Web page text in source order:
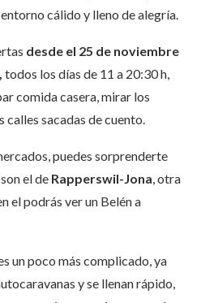
cálido y lleno de alegría.
desde el 25 de noviembre
todos los días de 11 a 20:30 h,
comida casera, mirar los
sacadas de cuento.
puedes sorprenderte
el de Rapperswil-Jona, otra
el podrás ver un Belén a
un poco más complicado, ya
y se llenan rápido,